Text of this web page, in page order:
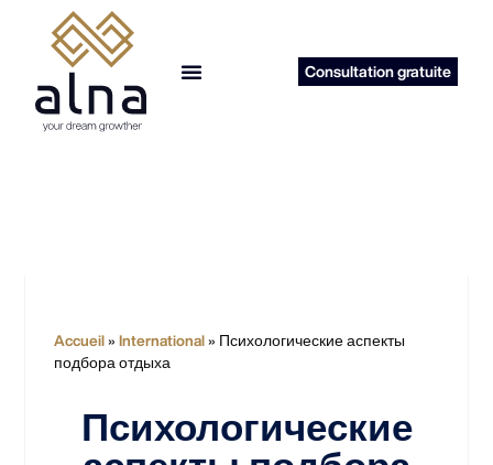
Consultation gratuite
Accueil» International» Психологические аспекты
подбора отдыха
Психологические